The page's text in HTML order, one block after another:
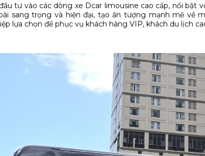
tư vào các dòng xe Dcar limousine cao cấp, nổi bật
sang trọng và hiện đại, tạo ấn tượng mạnh mẽ về
lựa chọn để phục vụ khách hàng VIP, khách du lịch